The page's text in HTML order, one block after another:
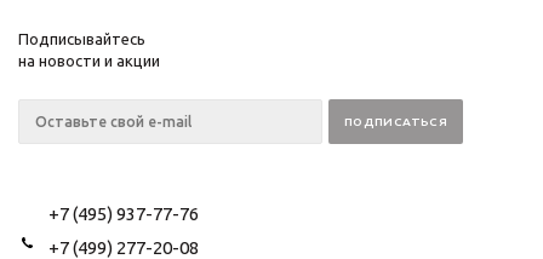
Подписывайтесь
на новости и акции
+7 (495) 937-77-76
+7 (499) 277-20-08